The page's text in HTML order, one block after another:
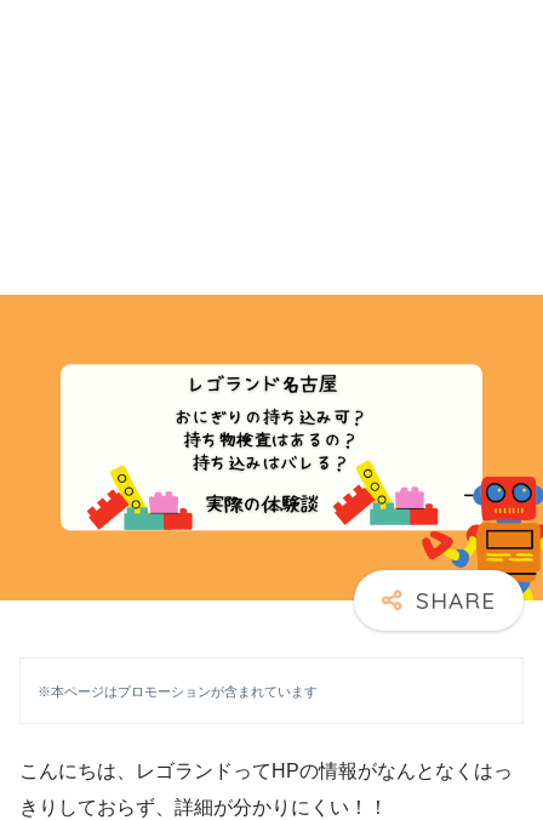
※本ページはプロモーションが含まれています
こんにちは、レゴランドってHPの情報がなんとなくはっ
きりしておらず、詳細が分かりにくい！！